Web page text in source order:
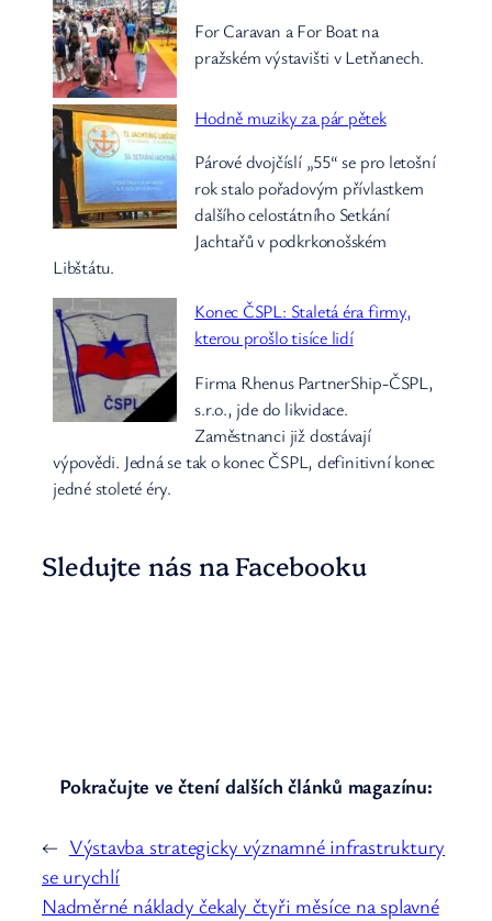
For Caravan a For Boat na
pražském výstavišti v Letňanech.
Hodně muziky za pár pětek
Párové dvojčíslí „55“ se pro letošní
rok stalo pořadovým přívlastkem
dalšího celostátního Setkání
Jachtařů v podkrkonošském
Libštátu.
Konec ČSPL: Staletá éra firmy,
kterou prošlo tisíce lidí
Firma Rhenus PartnerShip-ČSPL,
s.r.o., jde do likvidace.
Zaměstnanci již dostávají
výpovědi. Jedná se tak o konec ČSPL, definitivní konec
jedné stoleté éry.
Sledujte nás na Facebooku
Pokračujte ve čtení dalších článků magazínu:
← Výstavba strategicky významné infrastruktury
se urychlí
Nadměrné náklady čekaly čtyři měsíce na splavné